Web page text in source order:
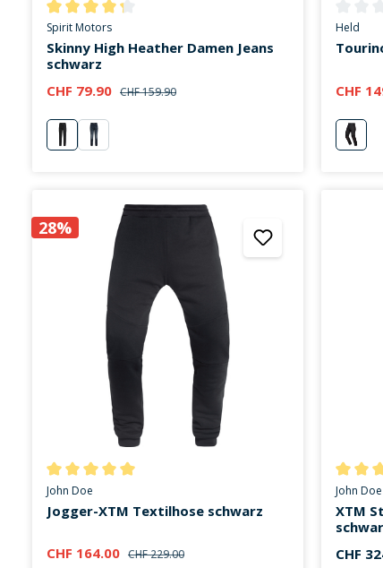
Durchschnittliche Bewertung von 4.3 von 5 Sternen
Spirit Motors
Skinny High Heather Damen Jeans
schwarz
CHF 79.90 CHF 159.90
schwarz
blau
Held
CHF
28%
Durchschnittliche Bewertung von 5 von 5 Sternen
John Doe
Jogger-XTM Textilhose schwarz
CHF 164.00 CHF 229.00
John Doe
XTM
CHF